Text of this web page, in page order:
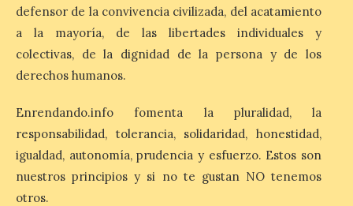
El eclipse genera un boom
de reservas hoteleras y
precios desorbitados,
7 Ago 2026
Asturias lidera el impacto
del fenómeno, con el
defensor de la convivencia civilizada, del acatamiento
a la mayoría, de las libertades individuales y
colectivas, de la dignidad de la persona y de los
derechos humanos.
Enrendando.info fomenta la pluralidad, la
responsabilidad, tolerancia, solidaridad, honestidad,
igualdad, autonomía, prudencia y esfuerzo. Estos son
nuestros principios y si no te gustan NO tenemos
otros.